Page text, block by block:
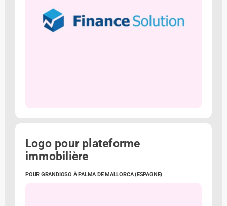
Logo pour plateforme
immobilière
POUR GRANDIOSO À PALMA DE MALLORCA (ESPAGNE)